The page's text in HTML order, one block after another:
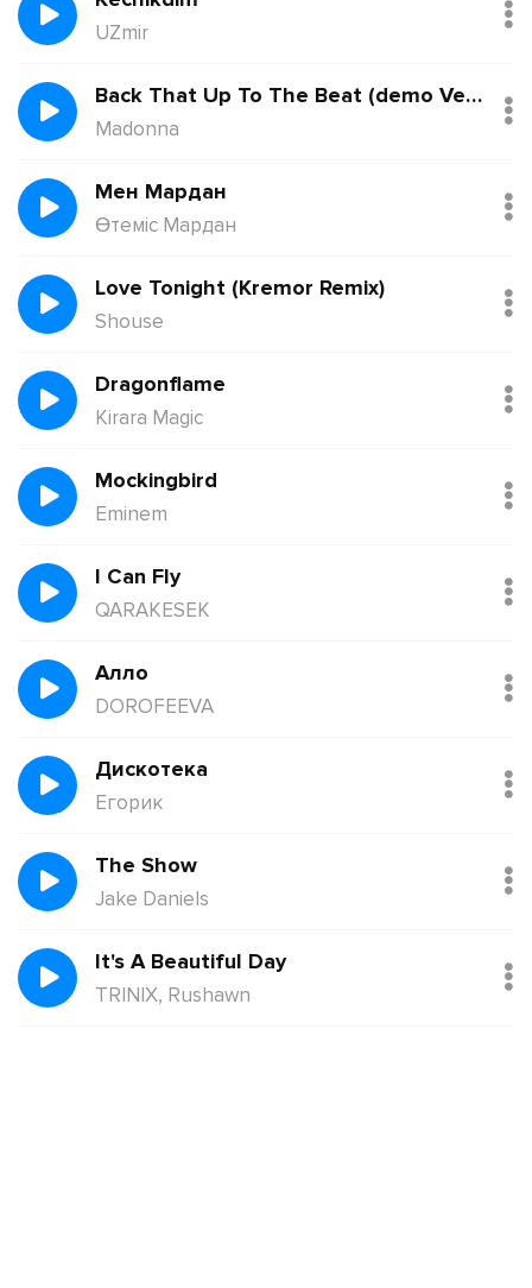
UZmir
Back That Up To The Beat (demo Version)
Madonna
Мен Мардан
Өтеміс Мардан
Love Tonight (Kremor Remix)
Shouse
Dragonflame
Kirara Magic
Mockingbird
Eminem
I Can Fly
QARAKESEK
Алло
DOROFEEVA
Дискотека
Егорик
The Show
Jake Daniels
It's A Beautiful Day
TRINIX, Rushawn